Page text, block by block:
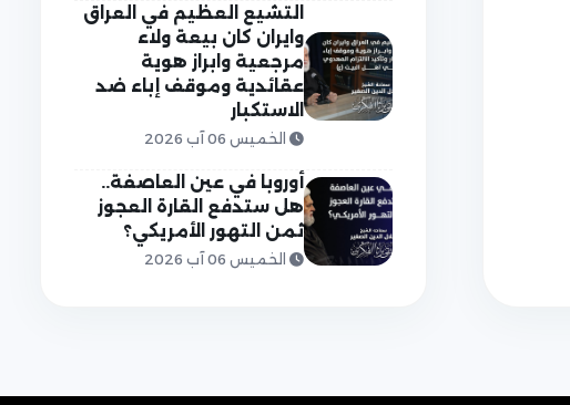
التشيع العظيم في العراق
وايران كان بيعة ولاء
مرجعية وابراز هوية
عقائدية وموقف إباء ضد
الاستكبار
الخميس 06 آب 2026
أوروبا في عين العاصفة..
هل ستدفع القارة العجوز
ثمن التهور الأمريكي؟
الخميس 06 آب 2026